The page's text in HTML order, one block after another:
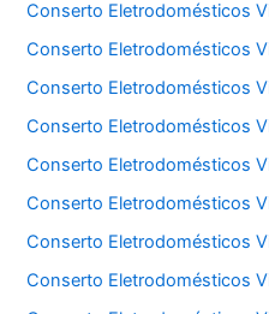
Conserto Eletrodomésticos
Conserto Eletrodomésticos
Conserto Eletrodomésticos
Conserto Eletrodomésticos
Conserto Eletrodomésticos
Conserto Eletrodomésticos
Conserto Eletrodomésticos
Conserto Eletrodomésticos